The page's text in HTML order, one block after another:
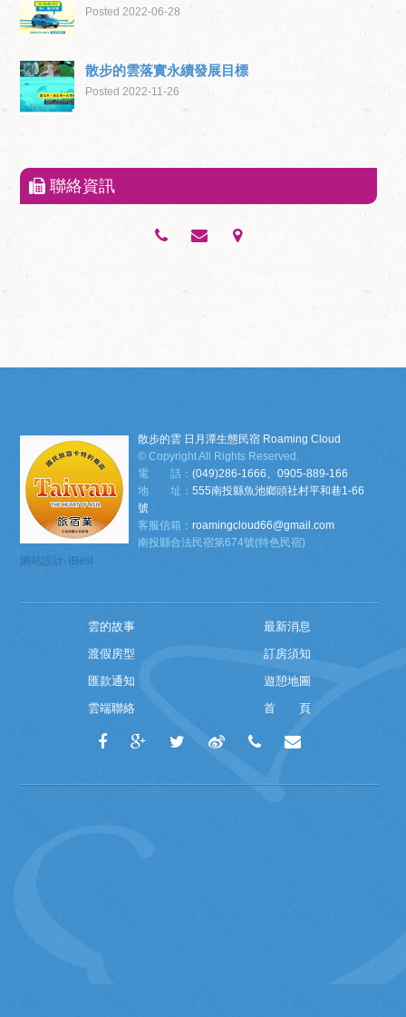
Posted 2022-06-28
散步的雲落實永續發展目標
Posted 2022-11-26
聯絡資訊
網站設計‧ iBest
散步的雲 日月潭生態民宿 Roaming Cloud
© Copyright All Rights Reserved.
電 話：(049)286-1666、0905-889-166
地 址：555南投縣魚池鄉頭社村平和巷1-66
號
客服信箱：roamingcloud66@gmail.com
南投縣合法民宿第674號(特色民宿)
雲的故事
最新消息
渡假房型
訂房須知
匯款通知
遊憩地圖
雲端聯絡
首 頁